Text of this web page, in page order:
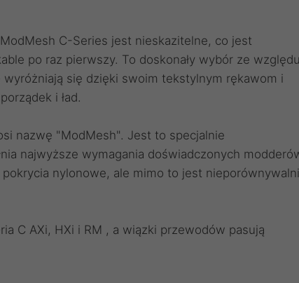
C-Series jest nieskazitelne, co jest
po raz pierwszy. To doskonały wybór ze względu
wyróżniają się dzięki swoim tekstylnym rękawom i
i ład.
nazwę "ModMesh". Jest to specjalnie
najwyższe wymagania doświadczonych
nylonowe, ale mimo to jest
C AXi, HXi i RM , a wiązki przewodów pasują